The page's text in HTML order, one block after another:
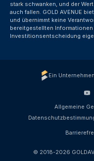
stark schwanken, und der
auch fallen. GOLD AVENUE
und übernimmt keine
bereitgestellten
Investitionsentscheidung
Ein
Allgemeine
© 2018-2026